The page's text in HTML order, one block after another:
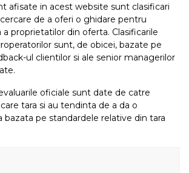
afisate in acest website sunt clasificari
de a oferi o ghidare pentru
a proprietatilor din oferta. Clasificarile
sunt, de obicei, bazate pe
ul clientilor si ale senior managerilor
oficiale sunt date de catre
tara si au tendinta de a da o
bazata pe standardele relative din tara